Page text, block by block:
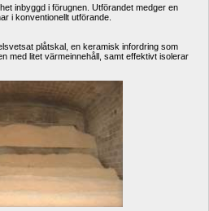
inbyggd i förugnen. Utförandet medger en
i konventionellt utförande.
plåtskal, en keramisk infordring som
med litet värmeinnehåll, samt effektivt isolerar